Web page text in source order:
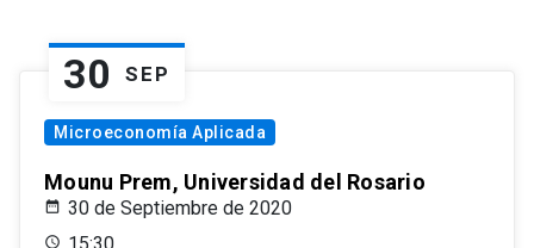
30 SEP
Microeconomía Aplicada
Mounu Prem, Universidad del Rosario
30 de Septiembre de 2020